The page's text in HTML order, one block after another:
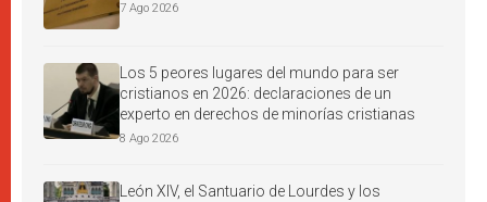
7 Ago 2026
Los 5 peores lugares del mundo para ser
cristianos en 2026: declaraciones de un
experto en derechos de minorías cristianas
8 Ago 2026
León XIV, el Santuario de Lourdes y los